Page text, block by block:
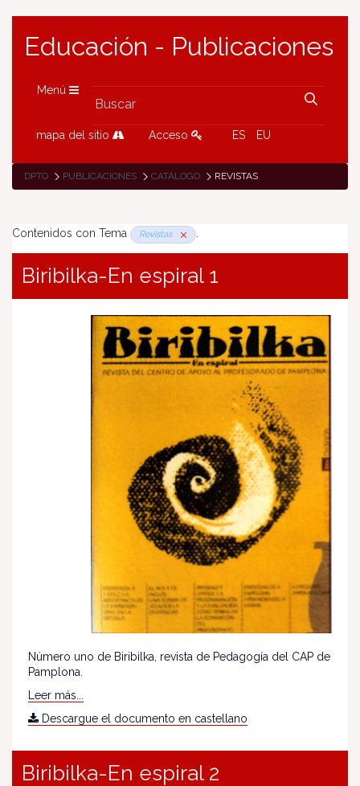
Educación - Publicaciones
Menú
mapa del sitio Acceso ES EU
DPTO PUBLICACIONES CATÁLOGO REVISTAS
Contenidos con Tema Revistas .
Biribilka-En espiral 1
Número uno de Biribilka, revista de Pedagogía del CAP de
Pamplona.
Leer más...
Descargue el documento en castellano
Biribilka-En espiral 2